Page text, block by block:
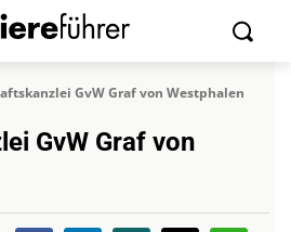
GvW Graf von Westphalen
GvW Graf von